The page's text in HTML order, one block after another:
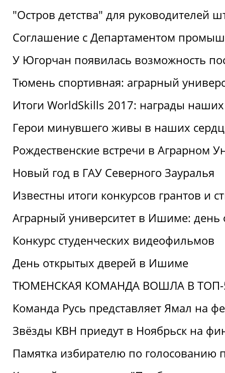
"Остров детства" для руководителей
Соглашение с Департаментом
У Югорчан появилась возможность
Тюмень спортивная: аграрный
Итоги WorldSkills 2017: награды наших
Герои минувшего живы в наших
Рождественские встречи в Аграрном
Новый год в ГАУ Северного Зауралья
Известны итоги конкурсов грантов и
Аграрный университет в Ишиме: день
Конкурс студенческих видеофильмов
День открытых дверей в Ишиме
ТЮМЕНСКАЯ КОМАНДА ВОШЛА В ТОП-
Команда Русь представляет Ямал на
Звёзды КВН приедут в Ноябрьск на
Памятка избирателю по голосованию